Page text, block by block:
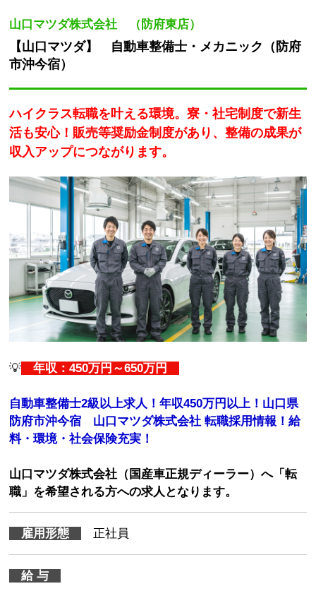
山口マツダ株式会社 （防府東店）
【山口マツダ】 自動車整備士・メカニック（防府
市沖今宿）
ハイクラス転職を叶える環境。寮・社宅制度で新生
活も安心！販売等奨励金制度があり、整備の成果が
収入アップにつながります。
💡 年収：450万円～650万円
自動車整備士2級以上求人！年収450万円以上！山口県
防府市沖今宿 山口マツダ株式会社 転職採用情報！給
料・環境・社会保険充実！
山口マツダ株式会社（国産車正規ディーラー）へ「転
職」を希望される方への求人となります。
雇用形態 正社員
給 与